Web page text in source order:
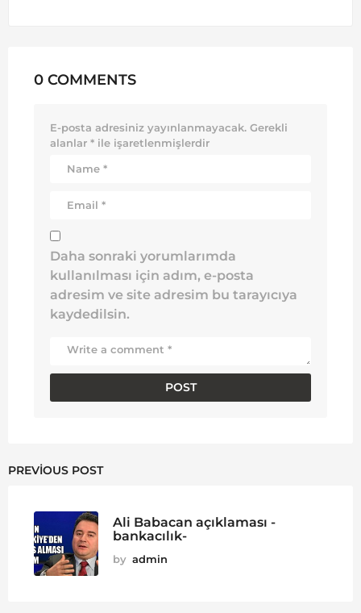
0 COMMENTS
E-posta adresiniz yayınlanmayacak. Gerekli
alanlar * ile işaretlenmişlerdir
Daha sonraki yorumlarımda
kullanılması için adım, e-posta
adresim ve site adresim bu tarayıcıya
kaydedilsin.
PREVIOUS POST
Ali Babacan açıklaması -
bankacılık-
by admin